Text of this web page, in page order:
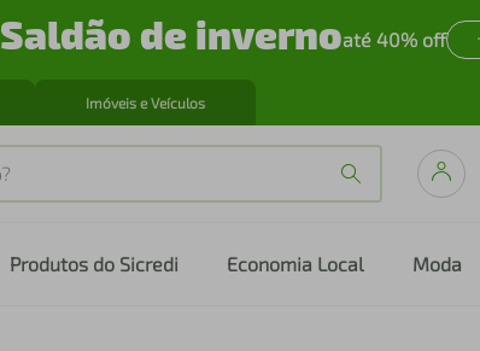
Saldão de invernoaté 40% off
Imóveis e Veículos
Produtos do Sicredi Economia Local Moda